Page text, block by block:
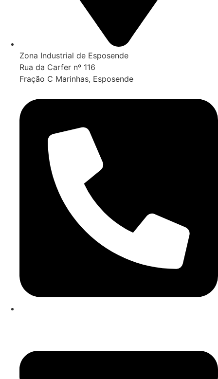
Zona Industrial de Esposende
Rua da Carfer nº 116
Fração C Marinhas, Esposende